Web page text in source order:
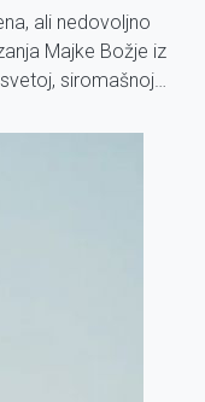
ali nedovoljno
Majke Božje iz
siromašnoj